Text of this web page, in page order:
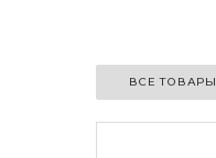
ВСЕ ТОВАРЫ